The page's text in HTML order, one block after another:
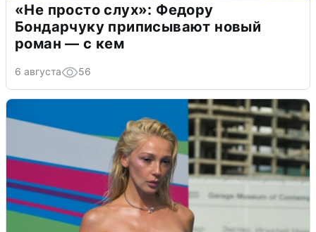
«Не просто слух»: Федору
Бондарчуку приписывают новый
роман — с кем
6 августа 56